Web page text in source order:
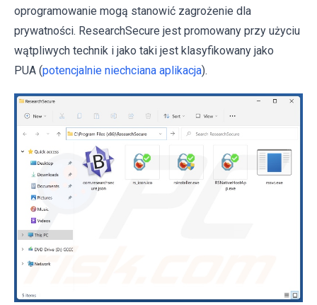
oprogramowanie mogą stanowić zagrożenie dla
prywatności. ResearchSecure jest promowany przy użyciu
wątpliwych technik i jako taki jest klasyfikowany jako
PUA (potencjalnie niechciana aplikacja).